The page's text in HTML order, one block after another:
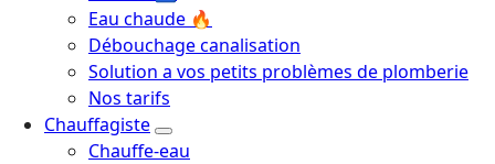
Eau chaude 🔥
Débouchage canalisation
Solution a vos petits problèmes de plomberie
Nos tarifs
Chauffagiste
Chauffe-eau